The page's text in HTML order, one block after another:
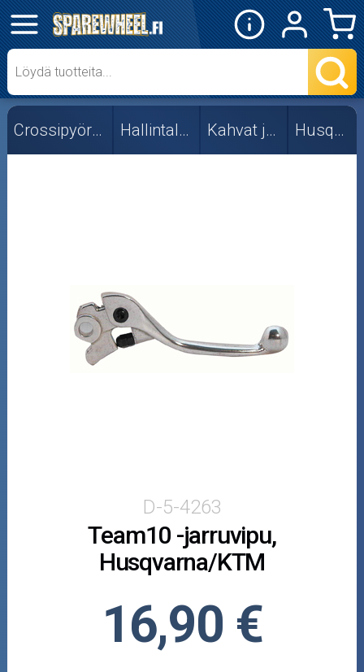
✕
Mopon osat
Skootterin osat
Crossipyörän osat
Mönkijän osat
Puutarha ja metsä
Öljyt ja kemikaalit
Outlet-tuotteet
Crossipyörän osat Hallintalaitteet Kahvat ja vivut Husqvarna
D-5-4263
Team10 -jarruvipu,
Husqvarna/KTM
16,90 €